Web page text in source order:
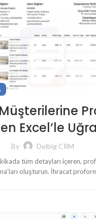
Excel’le
By Delbig CRM
tüm detayları içeren,
oluşturun. İhracat